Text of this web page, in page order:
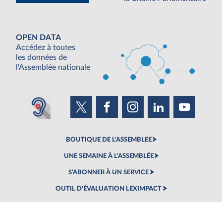
OPEN DATA
Accédez à toutes
les données de
l'Assemblée nationale
BOUTIQUE DE L'ASSEMBLEE
UNE SEMAINE À L'ASSEMBLÉE
S'ABONNER À UN SERVICE
OUTIL D'ÉVALUATION LEXIMPACT